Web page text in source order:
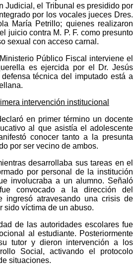
Judicial, el Tribunal es presidido por
por los vocales jueces Dres.
María Petrillo; quienes realizaron
juicio contra M. P. F. como presunto
sexual con acceso carnal.
Público Fiscal interviene el
es ejercida por el Dr. Jesús
técnica del imputado está a
intervención institucional
en primer término un docente
al que asistía el adolescente
conocer tanto a la presunta
por ser vecino de ambos.
desarrollaba sus tareas en el
por personal de la institución
involucraba a un alumno. Señaló
convocado a la dirección del
ingresó atravesando una crisis de
sido víctima de un abuso.
de las autoridades escolares fue
al estudiante. Posteriormente
tutor y dieron intervención a los
Social, activando el protocolo
situaciones.